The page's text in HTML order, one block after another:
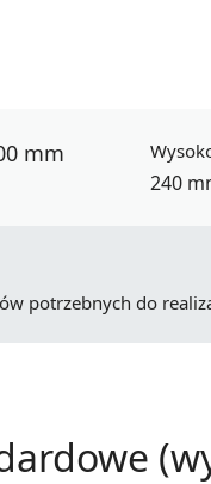
mm
240
potrzebnych do